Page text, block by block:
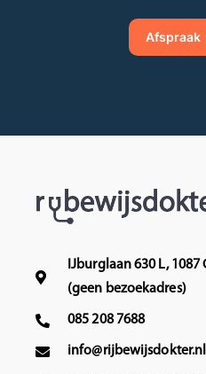
Afspraak
IJburglaan 630 L, 1087
(geen bezoekadres)
085 208 7688
info@rijbewijsdokter.nl